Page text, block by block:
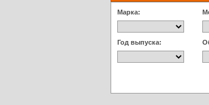
Марка:
Год выпуска: